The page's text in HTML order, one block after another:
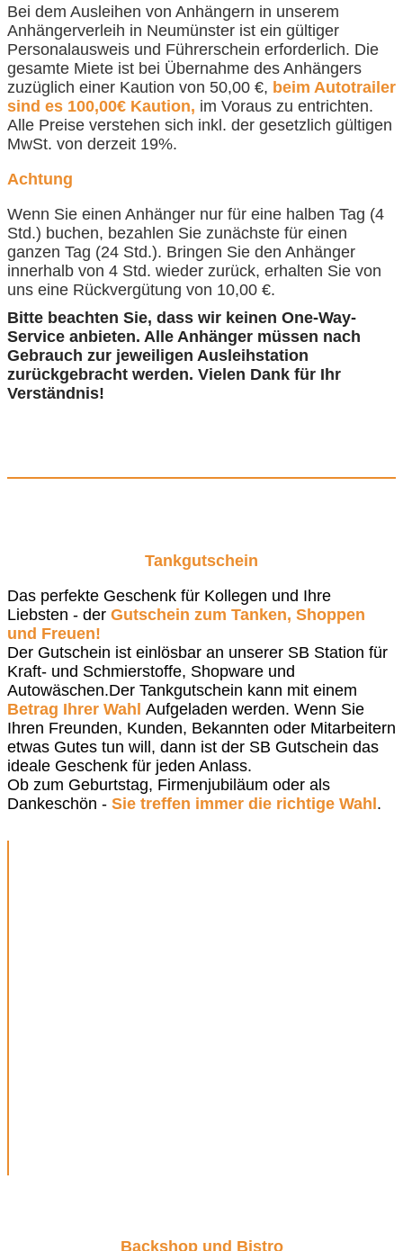
Bei dem Ausleihen von Anhängern in unserem
Anhängerverleih in Neumünster ist ein gültiger
Personalausweis und Führerschein erforderlich. Die
gesamte Miete ist bei Übernahme des Anhängers
zuzüglich einer Kaution von 50,00 €, beim Autotrailer
sind es 100,00€ Kaution, im Voraus zu entrichten.
Alle Preise verstehen sich inkl. der gesetzlich gültigen
MwSt. von derzeit 19%.
Achtung
Wenn Sie einen Anhänger nur für eine halben Tag (4
Std.) buchen, bezahlen Sie zunächste für einen
ganzen Tag (24 Std.). Bringen Sie den Anhänger
innerhalb von 4 Std. wieder zurück, erhalten Sie von
uns eine Rückvergütung von 10,00 €.
Bitte beachten Sie, dass wir keinen One-Way-
Service anbieten. Alle Anhänger müssen nach
Gebrauch zur jeweiligen Ausleihstation
zurückgebracht werden. Vielen Dank für Ihr
Verständnis!
Tankgutschein
Das perfekte Geschenk für Kollegen und Ihre
Liebsten - der Gutschein zum Tanken, Shoppen
und Freuen!
Der Gutschein ist einlösbar an unserer SB Station für
Kraft- und Schmierstoffe, Shopware und
Autowäschen.Der Tankgutschein kann mit einem
Betrag Ihrer Wahl Aufgeladen werden. Wenn Sie
Ihren Freunden, Kunden, Bekannten oder Mitarbeitern
etwas Gutes tun will, dann ist der SB Gutschein das
ideale Geschenk für jeden Anlass.
Ob zum Geburtstag, Firmenjubiläum oder als
Dankeschön - Sie treffen immer die richtige Wahl .
Backshop und Bistro